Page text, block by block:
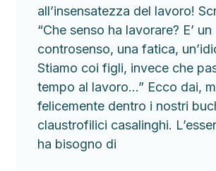
all’insensatezza del lavoro!
“Che senso ha lavorare? E’ un
controsenso, una fatica,
Stiamo coi figli, invece che
tempo al lavoro…” Ecco dai,
felicemente dentro i nostri
claustrofilici casalinghi.
ha bisogno di